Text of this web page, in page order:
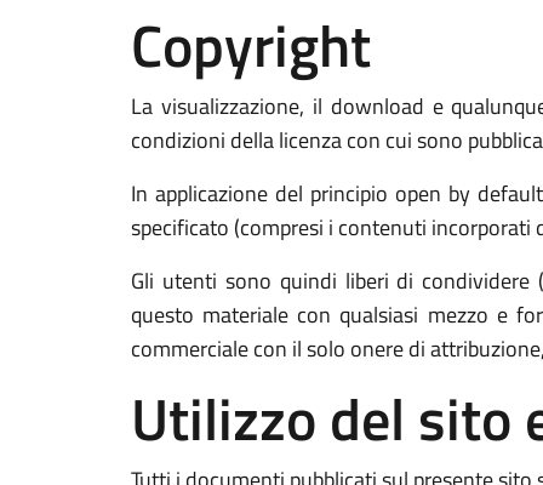
Copyright
La visualizzazione, il download e
condizioni della licenza con cui sono
In applicazione del principio open by
specificato (compresi i contenuti incorporati
Gli utenti sono quindi liberi di condividere
questo materiale con qualsiasi mezzo e
commerciale con il solo onere di
Utilizzo del sito